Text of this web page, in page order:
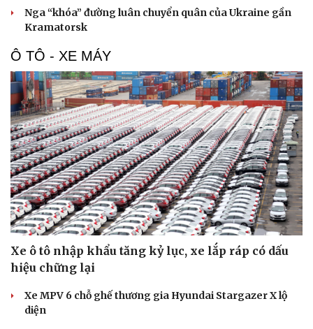
Nga “khóa” đường luân chuyển quân của Ukraine gần
Kramatorsk
Ô TÔ - XE MÁY
Xe ô tô nhập khẩu tăng kỷ lục, xe lắp ráp có dấu
hiệu chững lại
Xe MPV 6 chỗ ghế thương gia Hyundai Stargazer X lộ
diện